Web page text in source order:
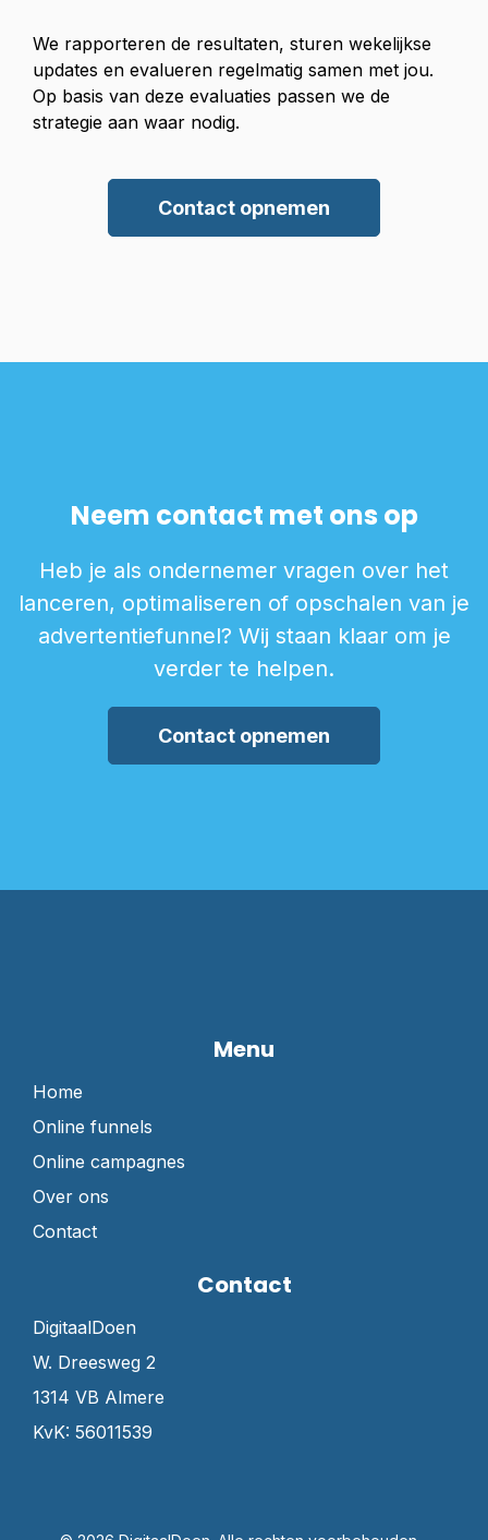
We rapporteren de resultaten, sturen wekelijkse
updates en evalueren regelmatig samen met jou.
Op basis van deze evaluaties passen we de
strategie aan waar nodig.
Contact opnemen
Neem contact met ons op
Heb je als ondernemer vragen over het
lanceren, optimaliseren of opschalen van je
advertentiefunnel? Wij staan klaar om je
verder te helpen.
Contact opnemen
Menu
Home
Online funnels
Online campagnes
Over ons
Contact
Contact
DigitaalDoen
W. Dreesweg 2
1314 VB Almere
KvK: 56011539